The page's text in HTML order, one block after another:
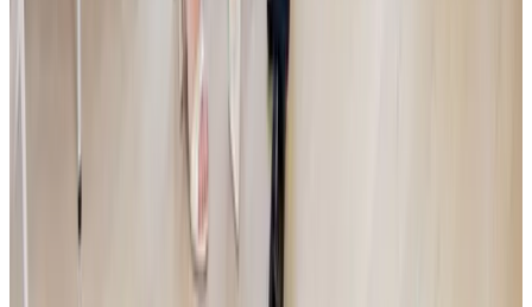
Dva a půl roku po prodeji Zásilkovny odkrývá Simona Kijonková další
plány. Hodlá proinvestovat miliardy do oblastí e-commerce a
zdravotnictví. V dvojrozhovoru s investičním manažerem Jakubem
Čížkem popisuje, proč sází na aktivní provozní know-how, v čem vidí
toxicitu zakladatelů a jak připravuje své tři dospívající děti na správu
Read more